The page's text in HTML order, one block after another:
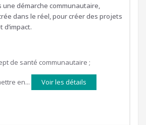
démarche communautaire,
dans le réel, pour créer des projets
de santé communautaire ;
en... Voir les détails